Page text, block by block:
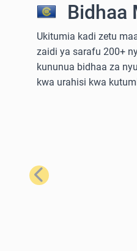
Bidhaa
Ukitumia kadi zetu
zaidi ya sarafu 200+
kununua bidhaa za
kwa urahisi kwa
Iliyopita